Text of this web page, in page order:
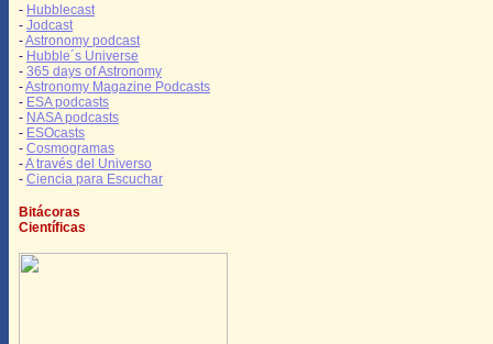
- Hubblecast
- Jodcast
-Astronomy podcast
- Hubble´s Universe
- 365 days of Astronomy
-Astronomy Magazine Podcasts
- ESA podcasts
- NASA podcasts
- ESOcasts
- Cosmogramas
-A través del Universo
- Ciencia para Escuchar
Bitácoras
Científicas